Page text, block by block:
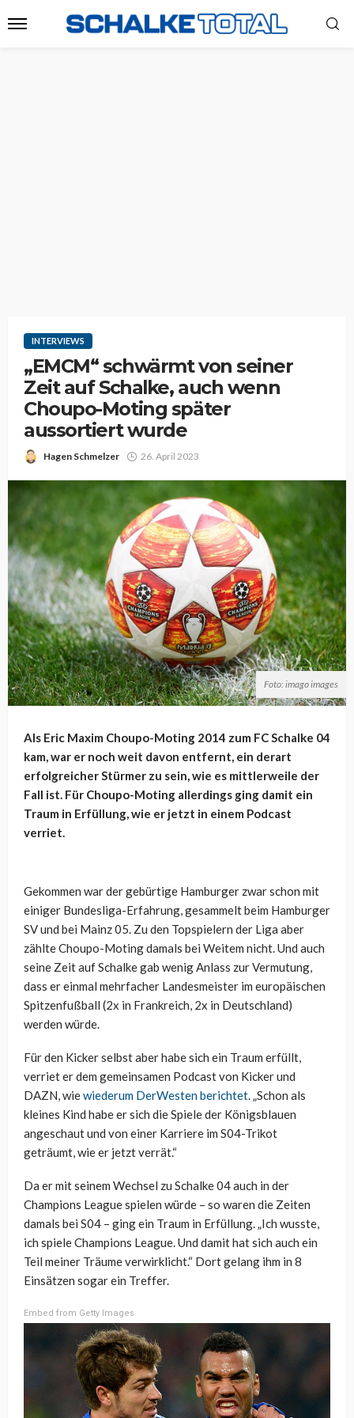
INTERVIEWS
„EMCM“ schwärmt von seiner
Zeit auf Schalke, auch wenn
Choupo-Moting später
aussortiert wurde
Hagen Schmelzer 26. April 2023
Foto: imago images
Als Eric Maxim Choupo-Moting 2014 zum FC Schalke 04
kam, war er noch weit davon entfernt, ein derart
erfolgreicher Stürmer zu sein, wie es mittlerweile der
Fall ist. Für Choupo-Moting allerdings ging damit ein
Traum in Erfüllung, wie er jetzt in einem Podcast
verriet.
Gekommen war der gebürtige Hamburger zwar schon mit
einiger Bundesliga-Erfahrung, gesammelt beim Hamburger
SV und bei Mainz 05. Zu den Topspielern der Liga aber
zählte Choupo-Moting damals bei Weitem nicht. Und auch
seine Zeit auf Schalke gab wenig Anlass zur Vermutung,
dass er einmal mehrfacher Landesmeister im europäischen
Spitzenfußball (2x in Frankreich, 2x in Deutschland)
werden würde.
Für den Kicker selbst aber habe sich ein Traum erfüllt,
verriet er dem gemeinsamen Podcast von Kicker und
DAZN, wiewiederum DerWesten berichtet. „Schon als
kleines Kind habe er sich die Spiele der Königsblauen
angeschaut und von einer Karriere im S04-Trikot
geträumt, wie er jetzt verrät.“
Da er mit seinem Wechsel zu Schalke 04 auch in der
Champions League spielen würde – so waren die Zeiten
damals bei S04 – ging ein Traum in Erfüllung. „Ich wusste,
ich spiele Champions League. Und damit hat sich auch ein
Teil meiner Träume verwirklicht.“ Dort gelang ihm in 8
Einsätzen sogar ein Treffer.
Embed from Getty Images